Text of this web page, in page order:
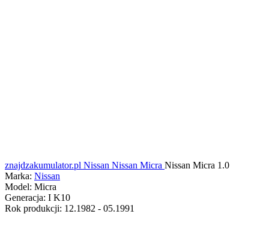
znajdzakumulator.pl Nissan Nissan Micra Nissan Micra 1.0
Marka: Nissan
Model: Micra
Generacja: I K10
Rok produkcji: 12.1982 - 05.1991